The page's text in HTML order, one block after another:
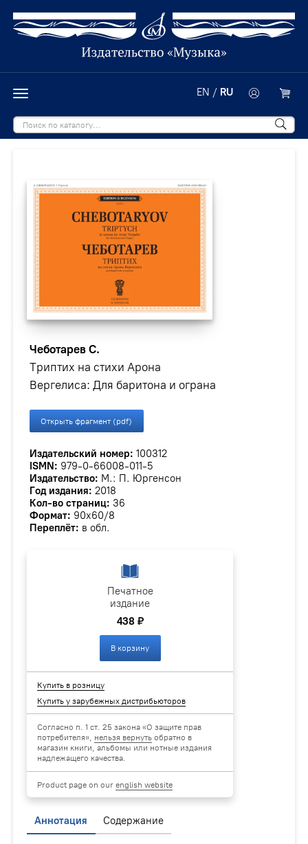
EN / RU
Чеботарев С.
Триптих на стихи Арона
Вергелиса: Для баритона и ограна
Открыть фрагмент (pdf)
Издательский номер: 100312
ISMN: 979-0-66008-011-5
Издательство: М.: П. Юргенсон
Год издания: 2018
Кол-во страниц: 36
Формат: 90x60/8
Переплёт: в обл.
Печатное
издание
438 ₽
В корзину
Купить в розницу
Купить у зарубежных дистрибьюторов
Согласно п. 1 ст. 25 закона «О защите прав
потребителя», нельзя вернуть обратно в
магазин книги, альбомы или нотные издания
надлежащего качества.
Product page on ourenglish website
Аннотация Содержание